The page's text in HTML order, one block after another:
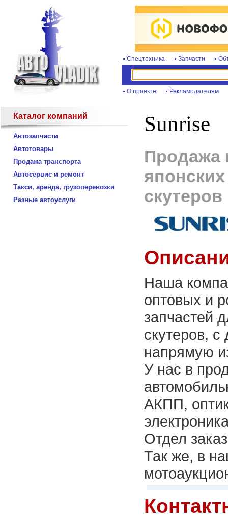
Спецтехника Запчасти
О проекте Рекламодателям
Каталог компаний
Автозапчасти
Автотовары
Продажа транспорта
Автосервис и ремонт
Такси, аренда, грузоперевозки
Разные автоуслуги
Sunrise
Продажа
скутеров
Наша
оптовых и
запчастей
скутеров, с
напрямую
У нас в
АКПП,
Отдел
Так же, в